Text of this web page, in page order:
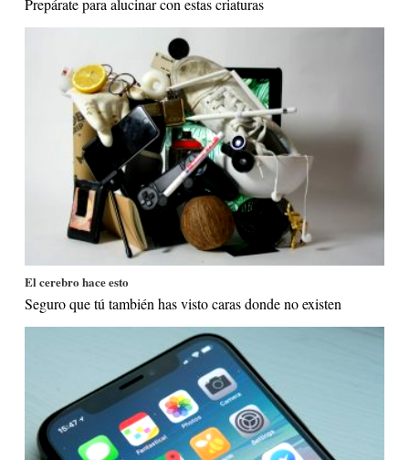
Prepárate para alucinar con estas criaturas
El cerebro hace esto
Seguro que tú también has visto caras donde no existen